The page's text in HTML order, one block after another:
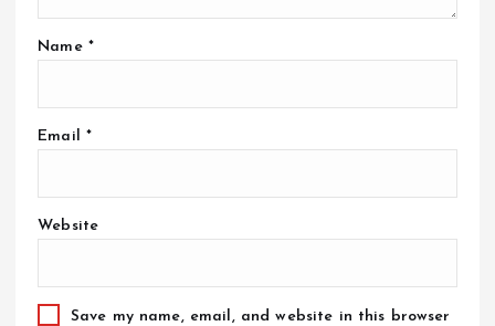
Name *
Email *
Website
Save my name, email, and website in this browser